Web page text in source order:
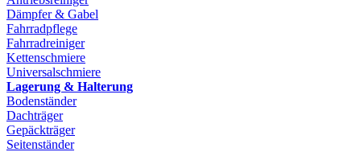
Dämpfer & Gabel
Fahrradpflege
Fahrradreiniger
Kettenschmiere
Universalschmiere
Lagerung & Halterung
Bodenständer
Dachträger
Gepäckträger
Seitenständer